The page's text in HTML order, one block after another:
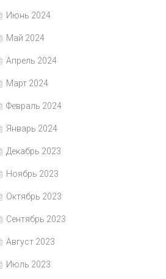
Июнь 2024
Май 2024
Апрель 2024
Март 2024
Февраль 2024
Январь 2024
Декабрь 2023
Ноябрь 2023
Октябрь 2023
Сентябрь 2023
Август 2023
Июль 2023